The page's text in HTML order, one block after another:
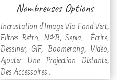
Nombreuses Options
Incrustation d’Image Via Fond Vert,
Filtres Retro, N&B, Sepia, Écrire,
Dessiner, GIF, Boomerang, Vidéo,
Ajouter Une Projection Distante,
Des Accessoires…